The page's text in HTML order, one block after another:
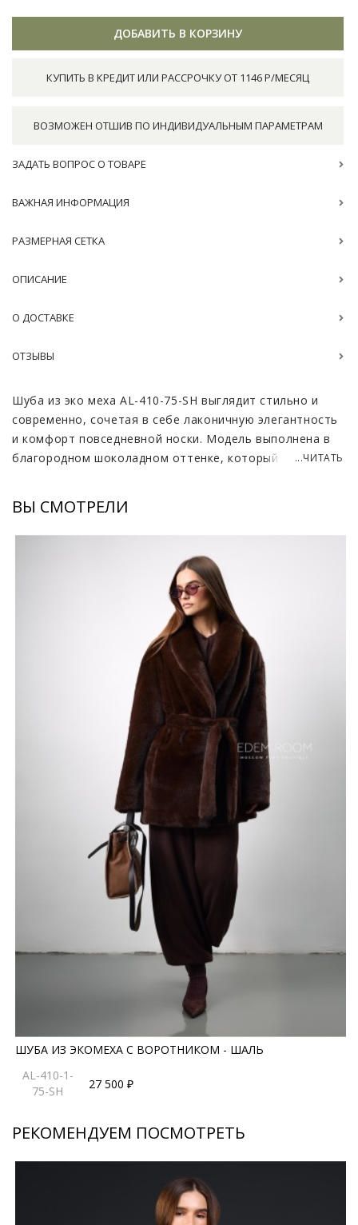
ДОБАВИТЬ В КОРЗИНУ
КУПИТЬ В КРЕДИТ ИЛИ РАССРОЧКУ ОТ 1146 Р/МЕСЯЦ
ВОЗМОЖЕН ОТШИВ ПО ИНДИВИДУАЛЬНЫМ ПАРАМЕТРАМ
ЗАДАТЬ ВОПРОС О ТОВАРЕ
ВАЖНАЯ ИНФОРМАЦИЯ
РАЗМЕРНАЯ СЕТКА
ОПИСАНИЕ
О ДОСТАВКЕ
ОТЗЫВЫ
Шуба из эко меха AL-410-75-SH выглядит стильно и
современно, сочетая в себе лаконичную элегантность
и комфорт повседневной носки. Модель выполнена в
благородном шоколадном оттенке, который
визуально почти не отличается от натурального,
обладает плотной набивкой и приятной бархатистой
текстурой, благодаря чему изделие выглядит
аккуратно и сохраняет форму в течение всего дня.
Длина 70–75 сантиметров делает шубу удобной для
активного образа жизни, при этом она отлично
защищает от прохлады в межсезонье и мягкую зиму.
Особое внимание привлекает воротник шаль, который
красиво обрамляет линию плеч и шеи, создавая
женственный и утончённый силуэт. Его форма
позволяет носить шубу как в раскрытом виде, так и
запахнувшись глубже, усиливая ощущение уюта и
тепла. Длинный пояс подчёркивает талию, давая
возможность регулировать посадку по фигуре и
менять характер образа от расслабленного до более
собранного и элегантного. Прямой крой делает
модель универсальной и подходящей для разных типов
фигуры и размеров от 42 до 64.
Шуба гармонично сочетается как с классическими
брюками и платьями, так и с более повседневными
образами, добавляя им статусности и стиля.
Производство в России гарантирует аккуратный пошив
и внимание к деталям. Это отличный выбор для тех,
кто ценит современный дизайн, комфорт и эффектный
внешний вид без использования натурального меха.
*описание несет информационный характер, состав и
правила ухода могут быть изменены производителем
...ЧИТАТЬ
ВЫ СМОТРЕЛИ
ШУБА ИЗ ЭКОМЕХА С ВОРОТНИКОМ - ШАЛЬ
AL-410-1-
75-SH
27 500 ₽
РЕКОМЕНДУЕМ ПОСМОТРЕТЬ